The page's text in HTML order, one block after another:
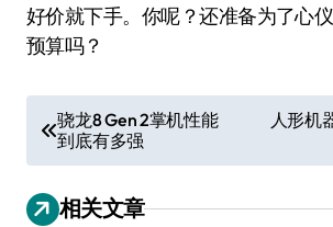
好价就下手。你呢？还准备为了心
预算吗？
章
导
骁龙8 Gen 2掌机性能
到底有多强
人形机
相关文章